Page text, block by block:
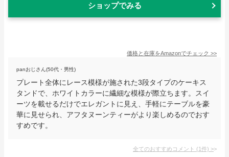
ショップでみる
価格と在庫をAmazonでチェック >>
panおじさん(50代・男性)
プレート全体にレース模様が施された3段タイプのケーキス
タンドで、ホワイトカラーに繊細な模様が際立ちます。スイ
ーツを載せるだけでエレガントに見え、手軽にテーブルを豪
華に見せられ、アフタヌーンティーがより楽しめるのでおす
すめです。
全てのおすすめコメント (1件) >